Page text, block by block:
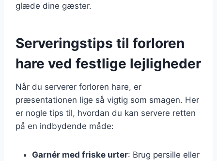
glæde dine gæster.
Serveringstips til forloren
hare ved festlige lejligheder
Når du serverer forloren hare, er
præsentationen lige så vigtig som smagen. Her
er nogle tips til, hvordan du kan servere retten
på en indbydende måde:
Garnér med friske urter: Brug persille eller